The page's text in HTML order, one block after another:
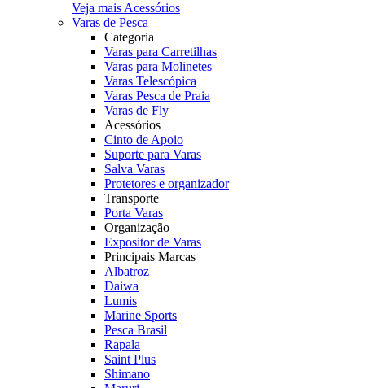
Veja mais Acessórios
Varas de Pesca
Categoria
Varas para Carretilhas
Varas para Molinetes
Varas Telescópica
Varas Pesca de Praia
Varas de Fly
Acessórios
Cinto de Apoio
Suporte para Varas
Salva Varas
Protetores e organizador
Transporte
Porta Varas
Organização
Expositor de Varas
Principais Marcas
Albatroz
Daiwa
Lumis
Marine Sports
Pesca Brasil
Rapala
Saint Plus
Shimano